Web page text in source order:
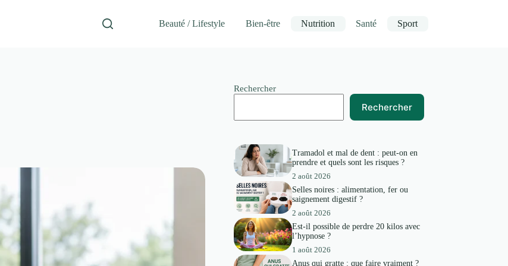
Beauté / Lifestyle Bien-être Nutrition Santé Sport
Rechercher
Rechercher
Tramadol et mal de dent : peut-on en
prendre et quels sont les risques ?
2 août 2026
Selles noires : alimentation, fer ou
saignement digestif ?
2 août 2026
Est-il possible de perdre 20 kilos avec
l’hypnose ?
1 août 2026
Anus qui gratte : que faire vraiment ?